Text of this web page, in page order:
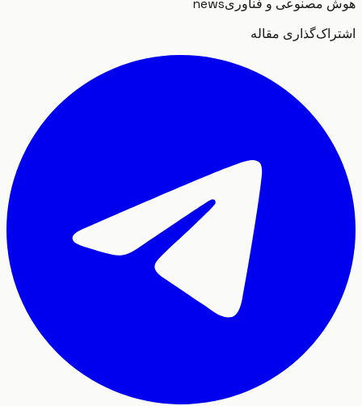
مصنوعی و فناوریnews
مقاله